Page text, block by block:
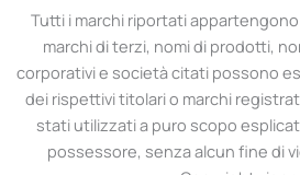
a
m -
f
Tutti i marchi riportati
marchi di terzi, nomi di prodotti,
corporativi e società citati possono
dei rispettivi titolari o marchi
stati utilizzati a puro scopo
possessore, senza alcun fine di